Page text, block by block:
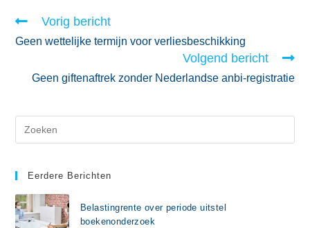
Vorig bericht
Geen wettelijke termijn voor verliesbeschikking
Volgend bericht
Geen giftenaftrek zonder Nederlandse anbi-registratie
Eerdere Berichten
Belastingrente over periode uitstel
boekenonderzoek